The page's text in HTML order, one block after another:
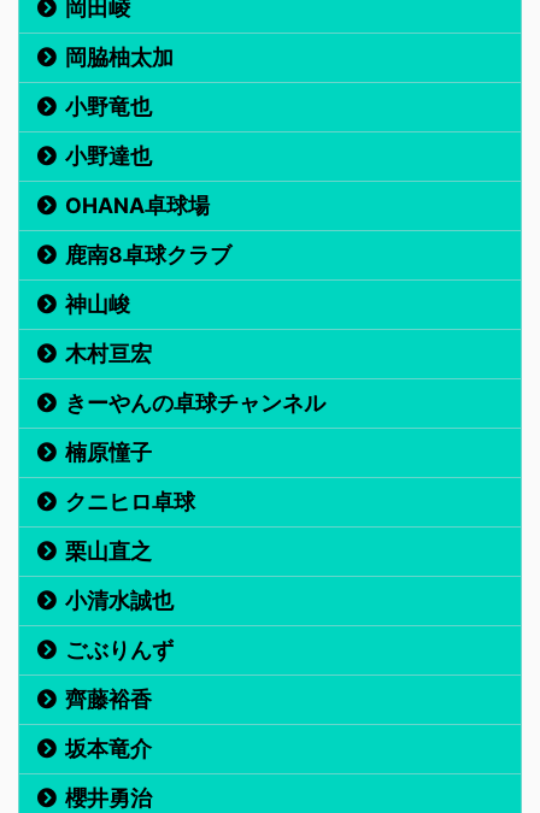
岡田崚
岡脇柚太加
小野竜也
小野達也
OHANA卓球場
鹿南8卓球クラブ
神山峻
木村亘宏
きーやんの卓球チャンネル
楠原憧子
クニヒロ卓球
栗山直之
小清水誠也
ごぶりんず
齊藤裕香
坂本竜介
櫻井勇治